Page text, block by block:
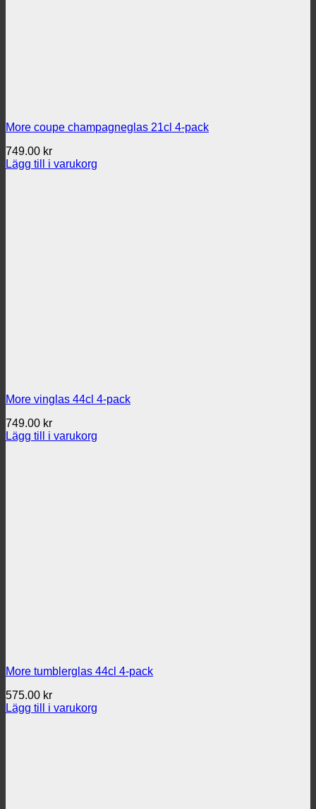
More coupe champagneglas 21cl 4-pack
749.00 kr
Lägg till i varukorg
More vinglas 44cl 4-pack
749.00 kr
Lägg till i varukorg
More tumblerglas 44cl 4-pack
575.00 kr
Lägg till i varukorg